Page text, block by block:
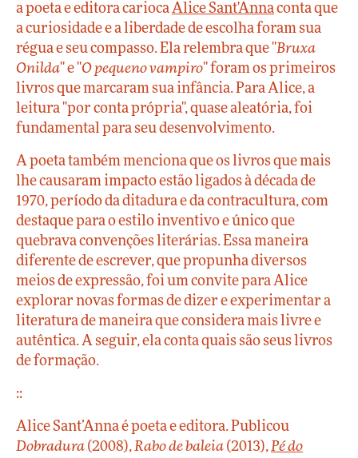
a poeta e editora carioca Alice Sant'Anna conta que
a curiosidade e a liberdade de escolha foram sua
régua e seu compasso. Ela relembra que "Bruxa
Onilda" e "O pequeno vampiro" foram os primeiros
livros que marcaram sua infância. Para Alice, a
leitura "por conta própria", quase aleatória, foi
fundamental para seu desenvolvimento.
A poeta também menciona que os livros que mais
lhe causaram impacto estão ligados à década de
1970, período da ditadura e da contracultura, com
destaque para o estilo inventivo e único que
quebrava convenções literárias. Essa maneira
diferente de escrever, que propunha diversos
meios de expressão, foi um convite para Alice
explorar novas formas de dizer e experimentar a
literatura de maneira que considera mais livre e
autêntica. A seguir, ela conta quais são seus livros
de formação.
::
Alice Sant’Anna é poeta e editora. Publicou
Dobradura (2008), Rabo de baleia (2013), Pé do